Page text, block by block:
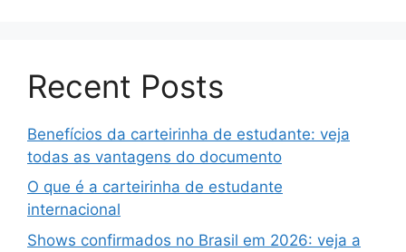
Recent Posts
Benefícios da carteirinha de estudante: veja
todas as vantagens do documento
O que é a carteirinha de estudante
internacional
Shows confirmados no Brasil em 2026: veja a